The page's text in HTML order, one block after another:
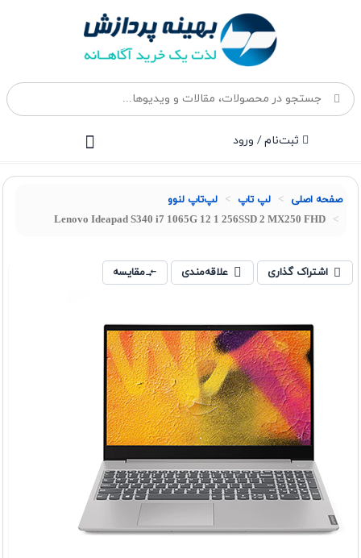
ثبت‌نام / ورود
صفحه اصلی لپ تاپ لپ‌تاپ لنوو
Lenovo Ideapad S340 i7 1065G 12 1 256SSD 2 MX250 FHD
اشتراک گذاری علاقه‌مندی مقایسه